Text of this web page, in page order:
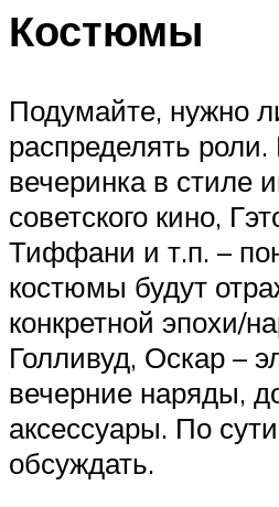
Костюмы
Подумайте, нужно
распределять
вечеринка в стиле
советского кино,
Тиффани и т.п. –
костюмы будут
конкретной эпохи/
Голливуд, Оскар –
вечерние наряды,
аксессуары. По
обсуждать.